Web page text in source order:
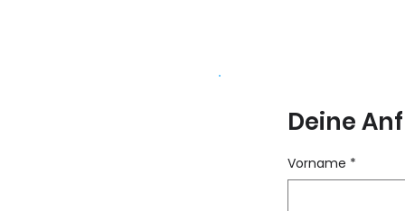
Vorname *
Deine